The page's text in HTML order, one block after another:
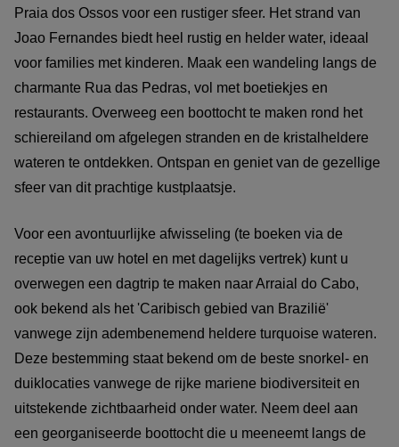
Praia dos Ossos voor een rustiger sfeer. Het strand van
Joao Fernandes biedt heel rustig en helder water, ideaal
voor families met kinderen. Maak een wandeling langs de
charmante Rua das Pedras, vol met boetiekjes en
restaurants. Overweeg een boottocht te maken rond het
schiereiland om afgelegen stranden en de kristalheldere
wateren te ontdekken. Ontspan en geniet van de gezellige
sfeer van dit prachtige kustplaatsje.
Voor een avontuurlijke afwisseling (te boeken via de
receptie van uw hotel en met dagelijks vertrek) kunt u
overwegen een dagtrip te maken naar Arraial do Cabo,
ook bekend als het 'Caribisch gebied van Brazilië'
vanwege zijn adembenemend heldere turquoise wateren.
Deze bestemming staat bekend om de beste snorkel- en
duiklocaties vanwege de rijke mariene biodiversiteit en
uitstekende zichtbaarheid onder water. Neem deel aan
een georganiseerde boottocht die u meeneemt langs de